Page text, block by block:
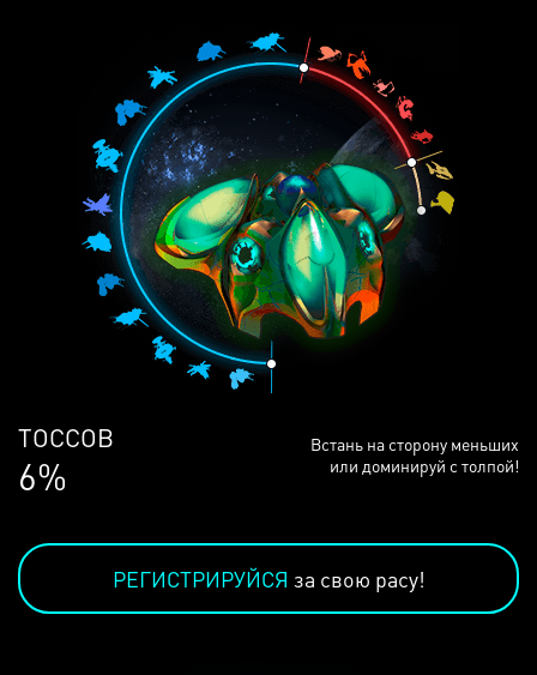
ЛЮДЕЙ
68%
Встань на сторону меньших
или доминируй с толпой!
РЕГИСТРИРУЙСЯ за свою расу!